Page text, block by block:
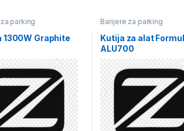
parking
1300W Graphite
Barijere za parking
Kutija za alat
ALU700